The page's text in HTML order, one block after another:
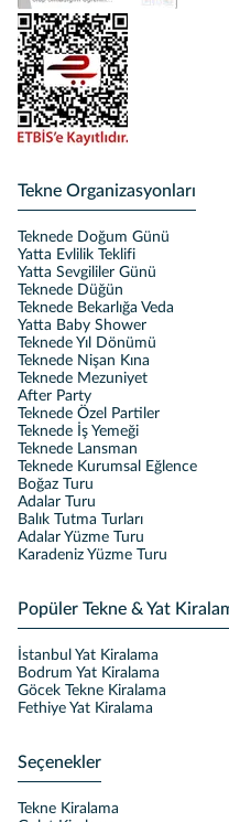
Tekne Organizasyonları
Teknede Doğum Günü
Yatta Evlilik Teklifi
Yatta Sevgililer Günü
Teknede Düğün
Teknede Bekarlığa Veda
Yatta Baby Shower
Teknede Yıl Dönümü
Teknede Nişan Kına
Teknede Mezuniyet
After Party
Teknede Özel Partiler
Teknede İş Yemeği
Teknede Lansman
Teknede Kurumsal Eğlence
Boğaz Turu
Adalar Turu
Balık Tutma Turları
Adalar Yüzme Turu
Karadeniz Yüzme Turu
Popüler Tekne & Yat
İstanbul Yat Kiralama
Bodrum Yat Kiralama
Göcek Tekne Kiralama
Fethiye Yat Kiralama
Seçenekler
Tekne Kiralama